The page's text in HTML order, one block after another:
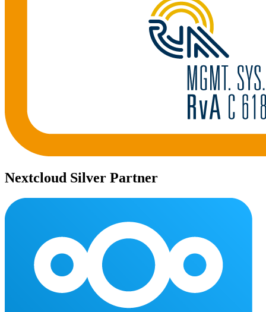
Nextcloud Silver Partner